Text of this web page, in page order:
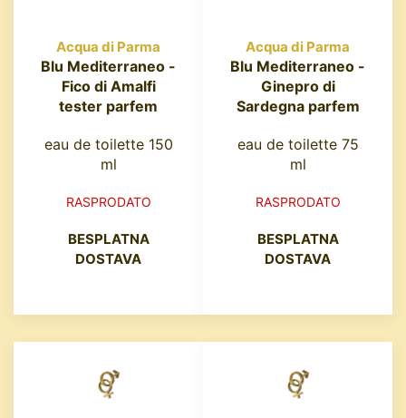
Acqua di Parma
Blu Mediterraneo -
Fico di Amalfi
tester parfem
eau de toilette 150
ml
RASPRODATO
BESPLATNA
DOSTAVA
Acqua di Parma
Blu Mediterraneo -
Ginepro di
Sardegna parfem
eau de toilette 75
ml
RASPRODATO
BESPLATNA
DOSTAVA